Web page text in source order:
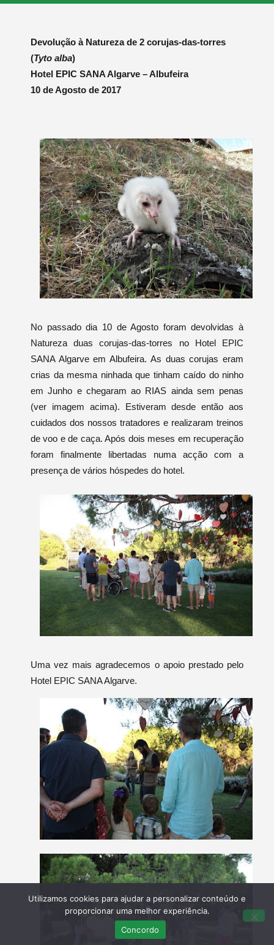
Devolução à Natureza de 2 corujas-das-torres
(Tyto alba)
Hotel EPIC SANA Algarve – Albufeira
10 de Agosto de 2017
No passado dia 10 de Agosto foram devolvidas à
Natureza duas corujas-das-torres no Hotel EPIC
SANA Algarve em Albufeira. As duas corujas eram
crias da mesma ninhada que tinham caído do ninho
em Junho e chegaram ao RIAS ainda sem penas
(ver imagem acima). Estiveram desde então aos
cuidados dos nossos tratadores e realizaram treinos
de voo e de caça. Após dois meses em recuperação
foram finalmente libertadas numa acção com a
presença de vários hóspedes do hotel.
Uma vez mais agradecemos o apoio prestado pelo
Hotel EPIC SANA Algarve.
Utilizamos cookies para ajudar a personalizar conteúdo e
proporcionar uma melhor experiência.
Concordo